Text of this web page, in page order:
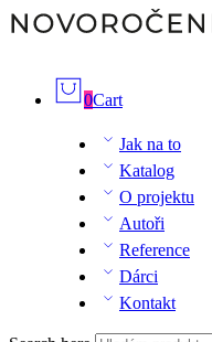
0Cart
Jak na to
Katalog
O projektu
Autoři
Reference
Dárci
Kontakt